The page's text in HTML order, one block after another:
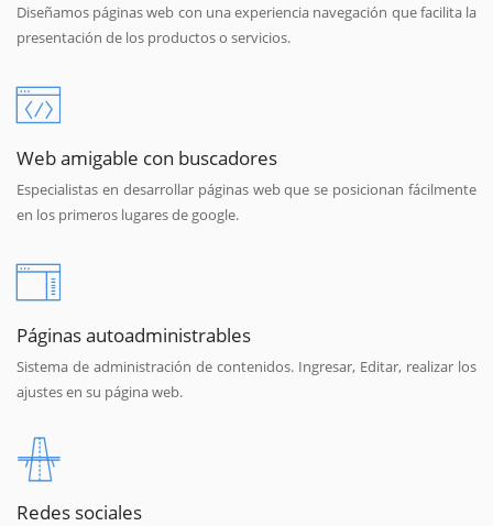
Diseñamos páginas web con una experiencia navegación que facilita la
presentación de los productos o servicios.
Web amigable con buscadores
Especialistas en desarrollar páginas web que se posicionan fácilmente
en los primeros lugares de google.
Páginas autoadministrables
Sistema de administración de contenidos. Ingresar, Editar, realizar los
ajustes en su página web.
Redes sociales